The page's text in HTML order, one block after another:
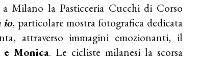
Milano la Pasticceria Cucchi di Corso
io, particolare mostra fotografica dedicata
attraverso immagini emozionanti, il
Monica. Le cicliste milanesi la scorsa